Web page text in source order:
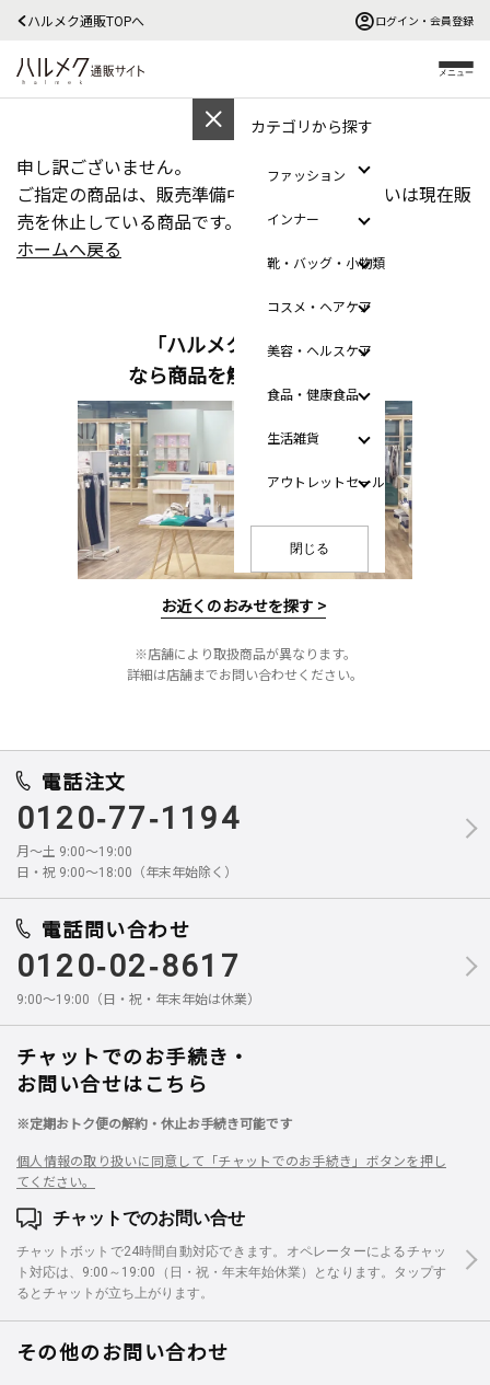
ハルメク通販TOPへ ログイン・会員登録
メニュー
カテゴリから探す
ファッション
インナー
靴・バッグ・小物類
コスメ・ヘアケア
美容・ヘルスケア
食品・健康食品
生活雑貨
アウトレットセール
閉じる
申し訳ございません。
ご指定の商品は、販売準備中、販売終了、あるいは現在販
売を休止している商品です。
ホームへ戻る
「ハルメクのおみせ」
なら商品を触って選べます
お近くのおみせを探す >
※店舗により取扱商品が異なります。
詳細は店舗までお問い合わせください。
電話注文
0120-77-1194
月～土 9:00～19:00
日・祝 9:00～18:00（年末年始除く）
電話問い合わせ
0120-02-8617
9:00～19:00（日・祝・年末年始は休業）
チャットでのお手続き・
お問い合せはこちら
※定期おトク便の解約・休止お手続き可能です
個人情報の取り扱いに同意して「チャットでのお手続き」ボタンを押し
てください。
チャットでのお問い合せ
チャットボットで24時間自動対応できます。オペレーターによるチャッ
ト対応は、9:00～19:00（日・祝・年末年始休業）となります。タップす
るとチャットが立ち上がります。
その他のお問い合わせ